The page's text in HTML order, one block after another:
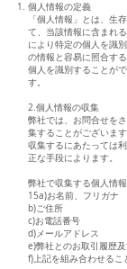
個人情報の定義
「個人情報」とは、生
て、当該情報に含まれ
により特定の個人を識
の情報と容易に照合す
個人を識別することが
す。
2.個人情報の収集
弊社では、お問合せを
集することがございます
収集するにあたっては
正な手段によります。
弊社で収集する個人情
15a)お名前、フリガナ
b)ご住所
c)お電話番号
d)メールアドレス
e)弊社とのお取引履歴
f)上記を組み合わせるこ